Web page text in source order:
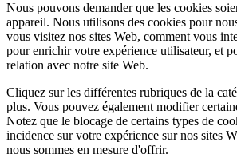
Nous pouvons demander que les cookies
appareil. Nous utilisons des cookies pour
vous visitez nos sites Web, comment vous
pour enrichir votre expérience utilisateur, et
relation avec notre site Web.
Cliquez sur les différentes rubriques de la
plus. Vous pouvez également modifier
Notez que le blocage de certains types de
incidence sur votre expérience sur nos sites
nous sommes en mesure d'offrir.